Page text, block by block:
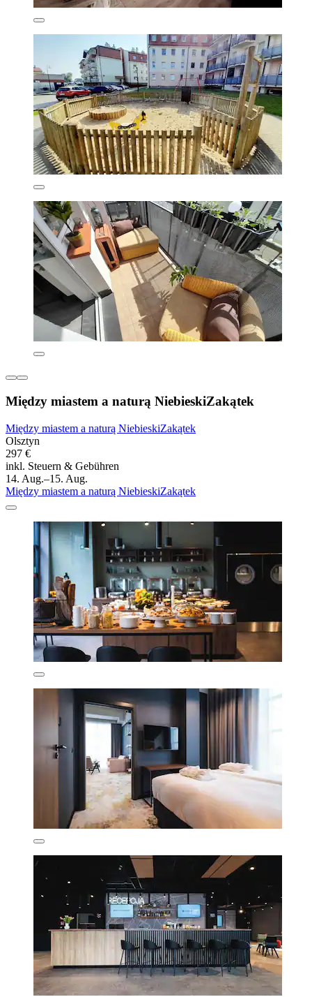
Między miastem a naturą NiebieskiZakątek
Między miastem a naturą NiebieskiZakątek
Olsztyn
297 €
inkl. Steuern & Gebühren
14. Aug.–15. Aug.
Między miastem a naturą NiebieskiZakątek